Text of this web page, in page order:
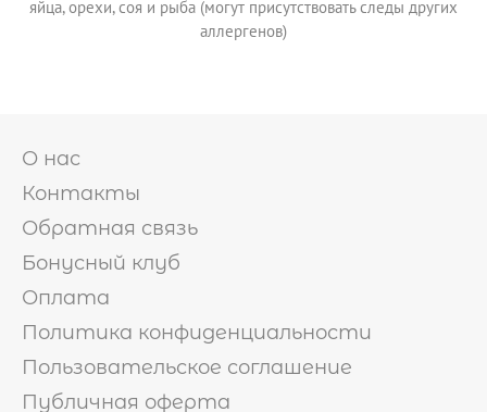
яйца, орехи, соя и рыба (могут присутствовать следы других
аллергенов)
О нас
Контакты
Обратная связь
Бонусный клуб
Оплата
Политика конфиденциальности
Пользовательское соглашение
Публичная оферта